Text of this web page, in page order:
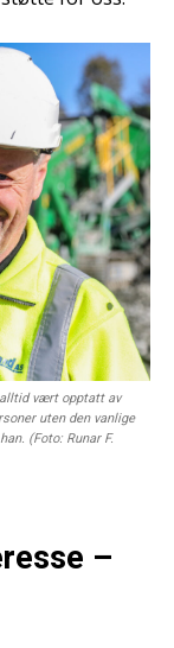
alltid vært opptatt av
uten den vanlige
(Foto: Runar F.
–